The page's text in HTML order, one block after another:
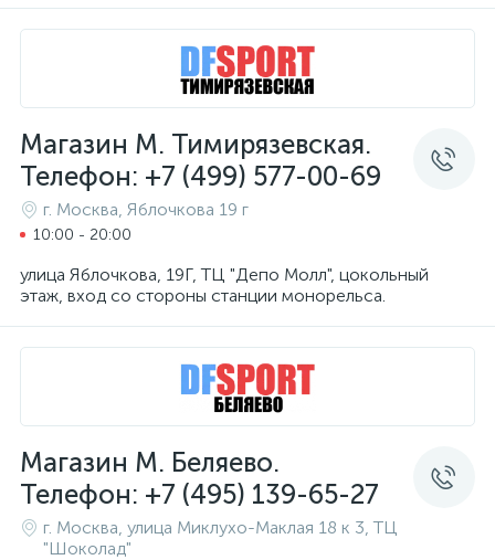
Магазин М. Тимирязевская.
Телефон: +7 (499) 577-00-69
г. Москва, Яблочкова 19 г
10:00 - 20:00
улица Яблочкова, 19Г, ТЦ "Депо Молл", цокольный
этаж, вход со стороны станции монорельса.
Магазин М. Беляево.
Телефон: +7 (495) 139-65-27
г. Москва, улица Миклухо-Маклая 18 к 3, ТЦ
"Шоколад"